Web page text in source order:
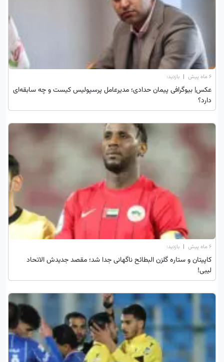
۶ ماه پیش | بازدید:
عکس| بیوگرافی پیمان حدادی؛ مدیرعامل پرسپولیس کیست و چه سابقه‌ای
دارد؟
۶ ماه پیش | بازدید:
کاپیتان و ستاره گلزن البطائح ناگهانی جدا شد؛ مقصد جدیدش الاتحاد
لیبی!